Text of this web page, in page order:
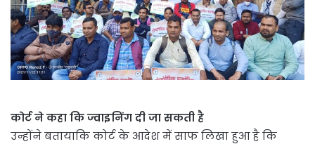
कोर्ट ने कहा कि ज्वाइनिंग दी जा सकती है
उन्होंने बतायाकि कोर्ट के आदेश में साफ लिखा हुआ है कि